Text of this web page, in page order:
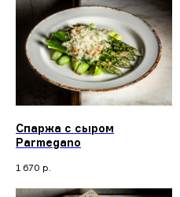
Спаржа с сыром
Parmegano
1 670 р.